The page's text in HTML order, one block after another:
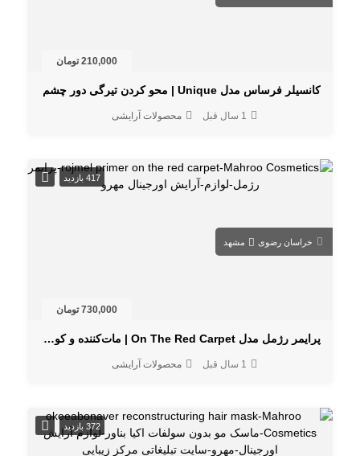
210,000 تومان
کانسیلر فرساس مدل Unique | محو کردن تیرگی دور چشم
1 سال قبل محصولات آرایشی
417 بازدید
خراسان رضوی مشهد
730,000 تومان
پرایمر رژمل مدل On The Red Carpet | مات‌کننده و کوچک‌کننده منافذ پوست
1 سال قبل محصولات آرایشی
372 بازدید